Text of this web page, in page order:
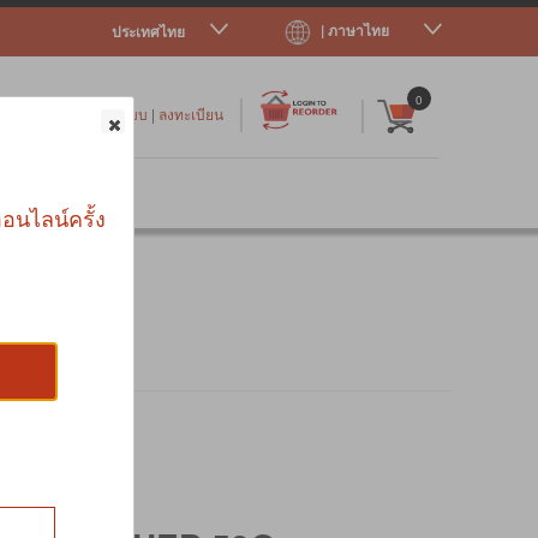
| ภาษาไทย
ประเทศไทย
0
เข้าสู่ระบบ | ลงทะเบียน
นไลน์ครั้ง